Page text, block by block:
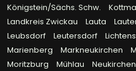
Königstein/Sächs. Schw.
Landkreis Zwickau
Lauta
Leubsdorf
Leutersdorf
Marienberg
Markneukirchen
Moritzburg
Mühlau Neukirchen